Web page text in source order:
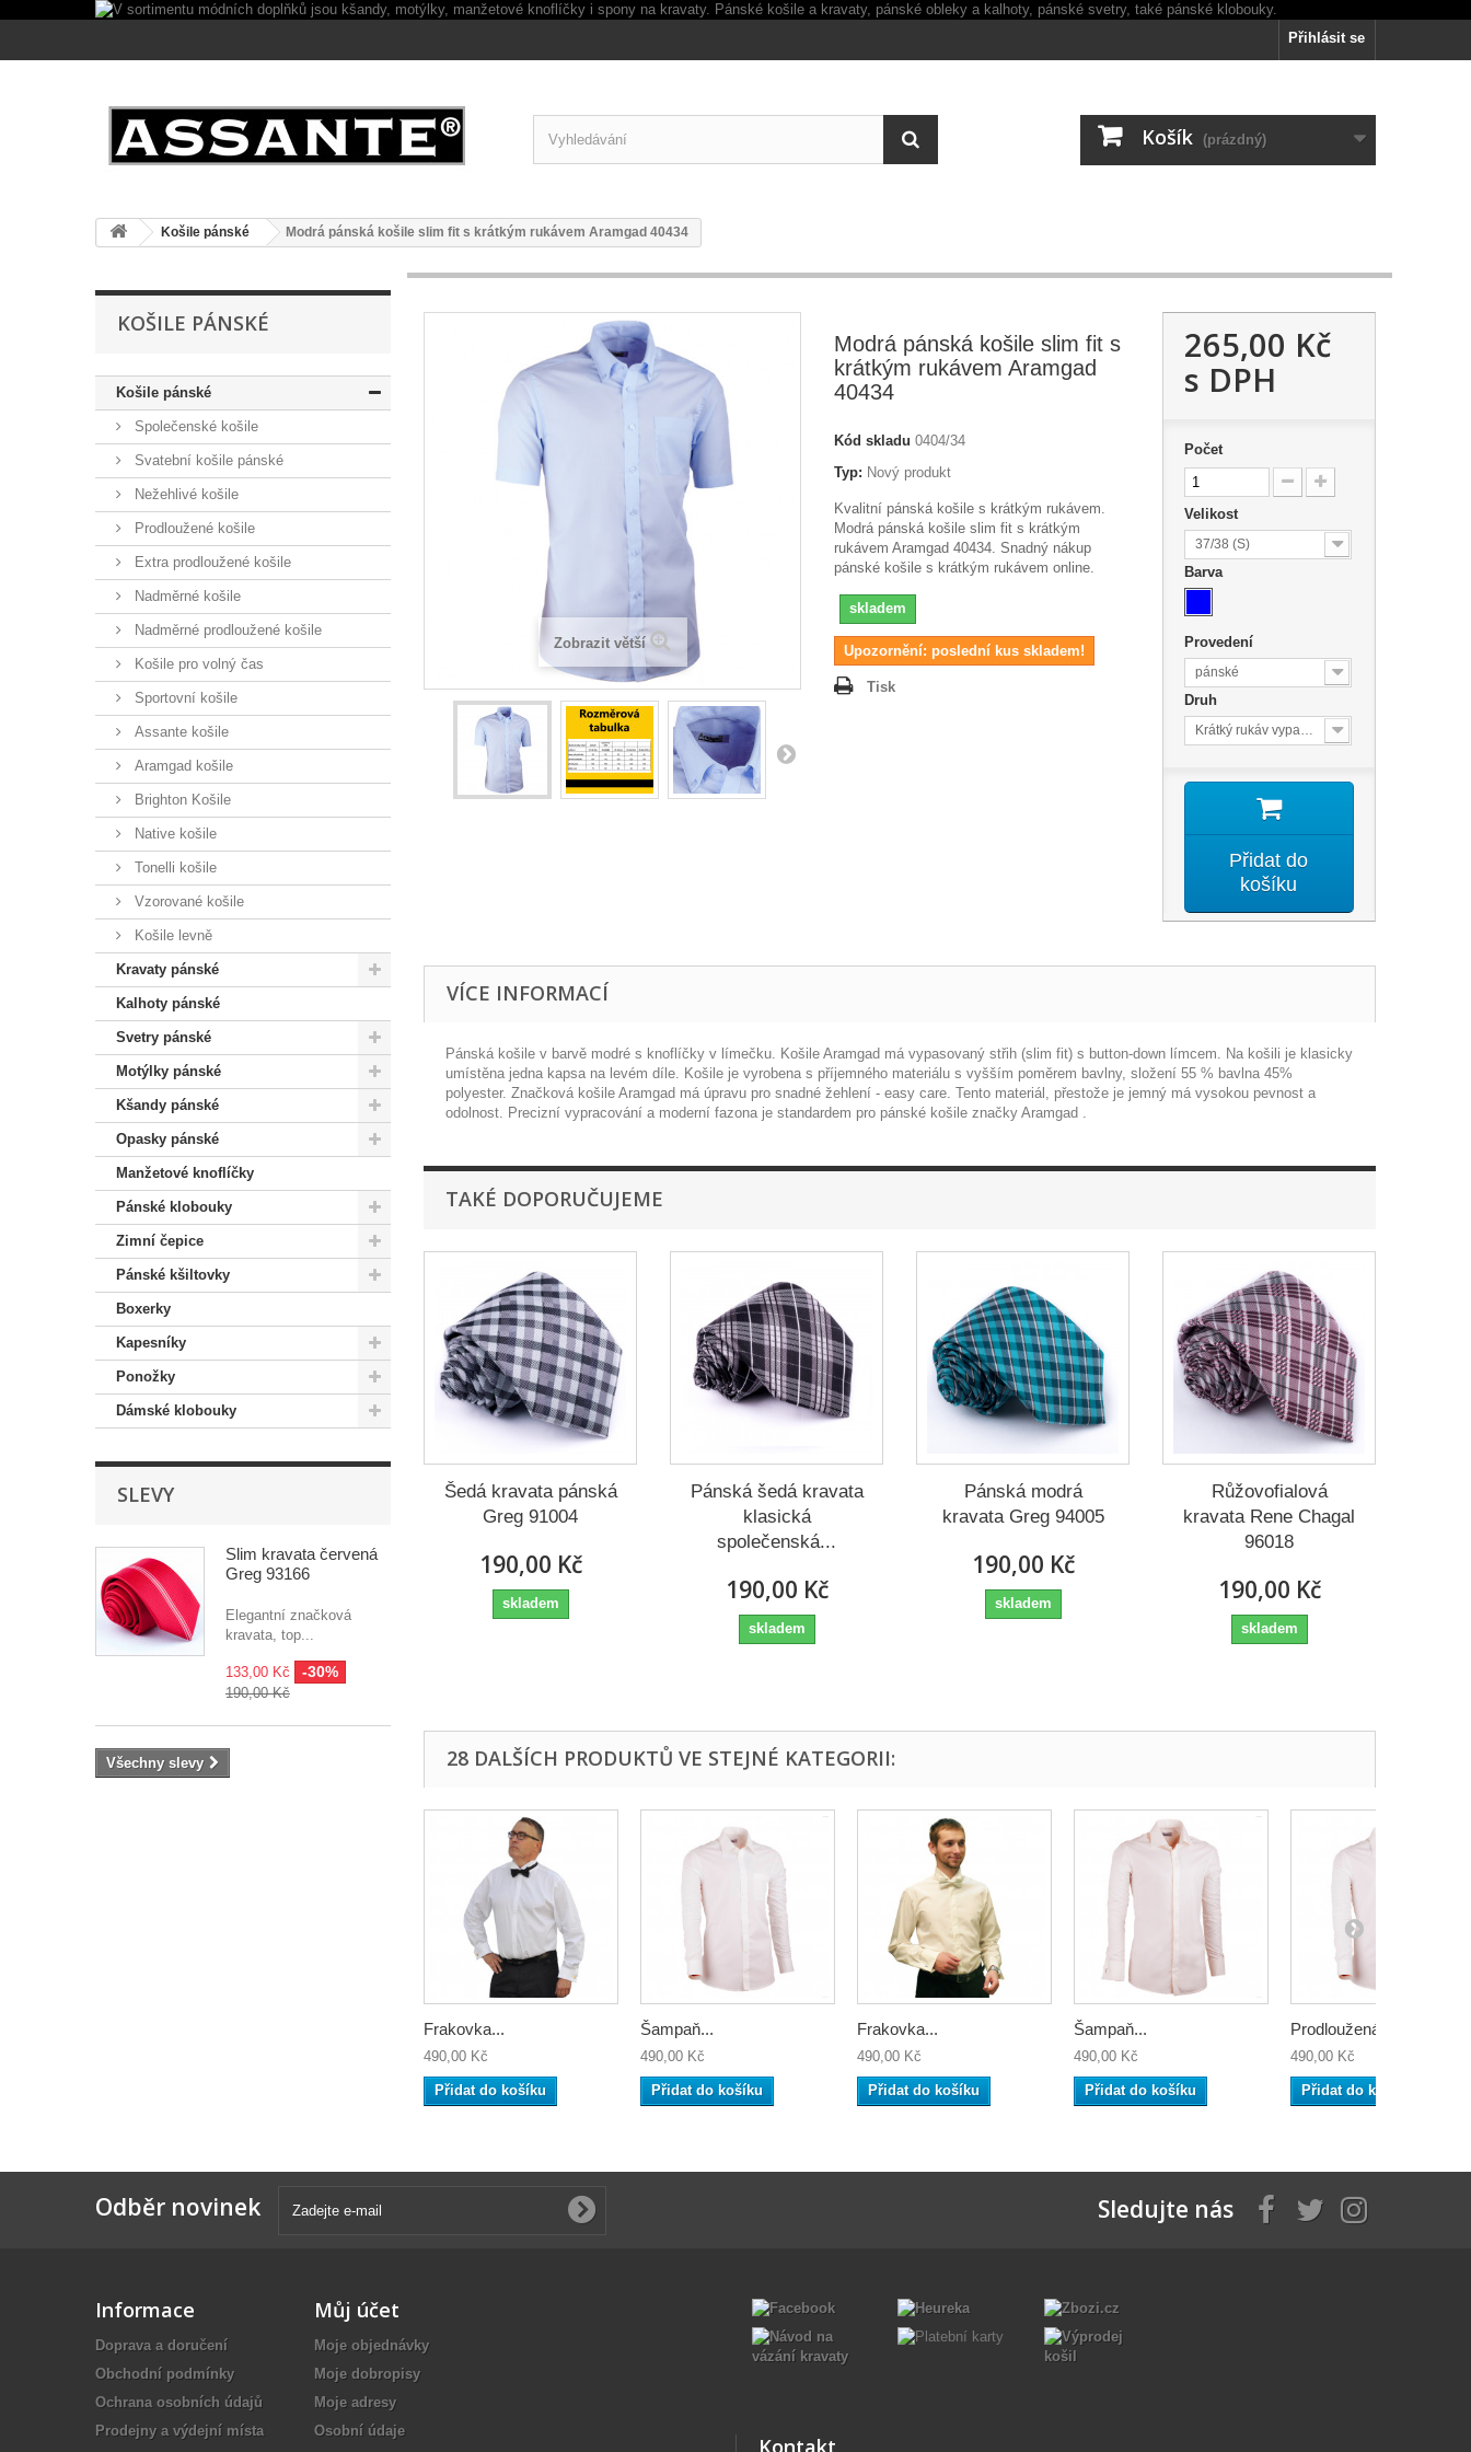
Přihlásit se
Košík (prázdný)
Košile pánské Modrá pánská košile slim fit s krátkým rukávem Aramgad 40434
KOŠILE PÁNSKÉ
Košile pánské
Společenské košile
Svatební košile pánské
Nežehlivé košile
Prodloužené košile
Extra prodloužené košile
Nadměrné košile
Nadměrné prodloužené košile
Košile pro volný čas
Sportovní košile
Assante košile
Aramgad košile
Brighton Košile
Native košile
Tonelli košile
Vzorované košile
Košile levně
Kravaty pánské
Kalhoty pánské
Svetry pánské
Motýlky pánské
Kšandy pánské
Opasky pánské
Manžetové knoflíčky
Pánské klobouky
Zimní čepice
Pánské kšiltovky
Boxerky
Kapesníky
Ponožky
Dámské klobouky
SLEVY
Slim kravata červená
Greg 93166
Elegantní značková
kravata, top...
133,00 Kč -30%
190,00 Kč
Všechny slevy
Zobrazit větší
Modrá pánská košile slim fit s
krátkým rukávem Aramgad
40434
Kód skladu 0404/34
Typ: Nový produkt
Kvalitní pánská košile s krátkým rukávem.
Modrá pánská košile slim fit s krátkým
rukávem Aramgad 40434. Snadný nákup
pánské košile s krátkým rukávem online.
skladem
Upozornění: poslední kus skladem!
Tisk
265,00 Kč
s DPH
Počet
Velikost
37/38 (S)
Barva
Provedení
pánské
Druh
Krátký rukáv vypasovaný střih
Přidat do
košíku
VÍCE INFORMACÍ
Pánská košile v barvě modré s knoflíčky v límečku. Košile Aramgad má vypasovaný střih (slim fit) s button-down límcem. Na košili je klasicky
umístěna jedna kapsa na levém díle. Košile je vyrobena s příjemného materiálu s vyšším poměrem bavlny, složení 55 % bavlna 45%
polyester. Značková košile Aramgad má úpravu pro snadné žehlení - easy care. Tento materiál, přestože je jemný má vysokou pevnost a
odolnost. Precizní vypracování a moderní fazona je standardem pro pánské košile značky Aramgad .
TAKÉ DOPORUČUJEME
Šedá kravata pánská
Greg 91004
190,00 Kč
skladem
Pánská šedá kravata
klasická
společenská...
190,00 Kč
skladem
Pánská modrá
kravata Greg 94005
190,00 Kč
skladem
Růžovofialová
kravata Rene Chagal
96018
190,00 Kč
skladem
28 DALŠÍCH PRODUKTŮ VE STEJNÉ KATEGORII:
Frakovka...
490,00 Kč
Přidat do košíku
Šampaň...
490,00 Kč
Přidat do košíku
Frakovka...
490,00 Kč
Přidat do košíku
Šampaň...
490,00 Kč
Přidat do košíku
Prodloužená...
490,00 Kč
Přidat do košíku
Odběr novinek Sledujte nás
Informace
Doprava a doručení
Obchodní podmínky
Ochrana osobních údajů
Prodejny a výdejní místa
Můj účet
Moje objednávky
Moje dobropisy
Moje adresy
Osobní údaje
Kontakt